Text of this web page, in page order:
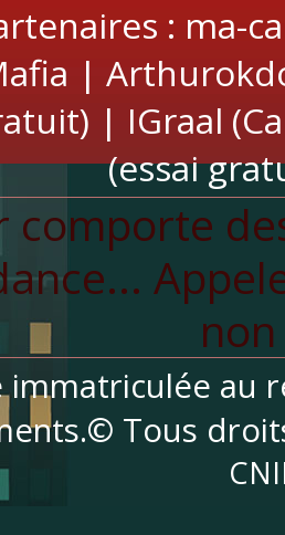
: ma-
|
| IGraal
(essai
comporte
immatriculée au
Tous